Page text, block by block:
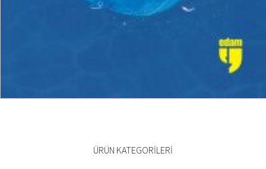
ÜRÜN KATEGORILERI